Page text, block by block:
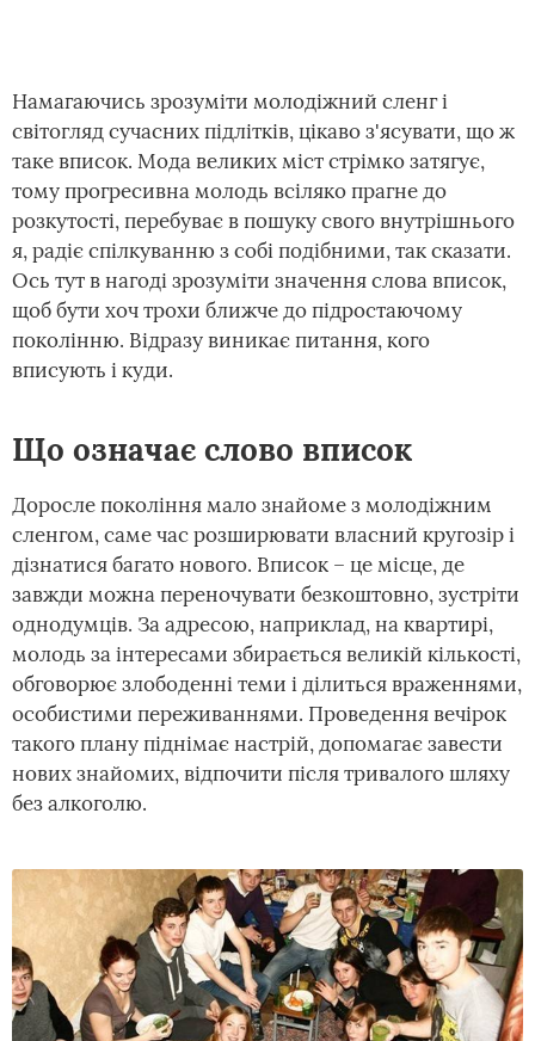
Намагаючись зрозуміти молодіжний сленг і
світогляд сучасних підлітків, цікаво з'ясувати, що ж
таке вписок. Мода великих міст стрімко затягує,
тому прогресивна молодь всіляко прагне до
розкутості, перебуває в пошуку свого внутрішнього
я, радіє спілкуванню з собі подібними, так сказати.
Ось тут в нагоді зрозуміти значення слова вписок,
щоб бути хоч трохи ближче до підростаючому
поколінню. Відразу виникає питання, кого
вписують і куди.
Що означає слово вписок
Доросле покоління мало знайоме з молодіжним
сленгом, саме час розширювати власний кругозір і
дізнатися багато нового. Вписок – це місце, де
завжди можна переночувати безкоштовно, зустріти
однодумців. За адресою, наприклад, на квартирі,
молодь за інтересами збирається великій кількості,
обговорює злободенні теми і ділиться враженнями,
особистими переживаннями. Проведення вечірок
такого плану піднімає настрій, допомагає завести
нових знайомих, відпочити після тривалого шляху
без алкоголю.